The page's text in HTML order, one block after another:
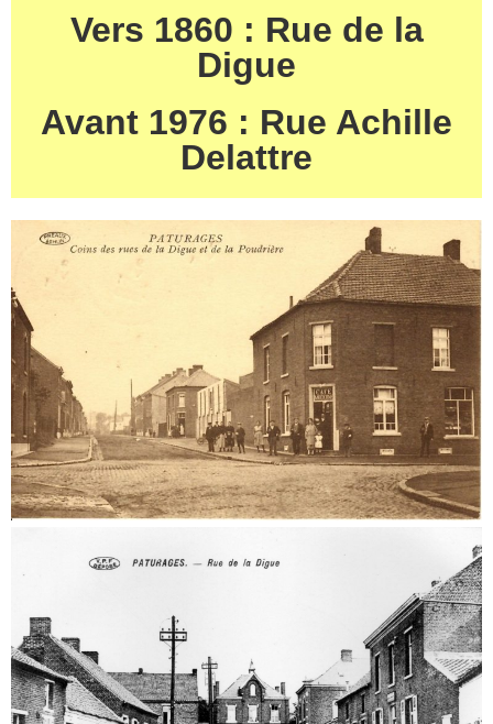
Vers 1860 : Rue de la
Digue
Avant 1976 : Rue Achille
Delattre